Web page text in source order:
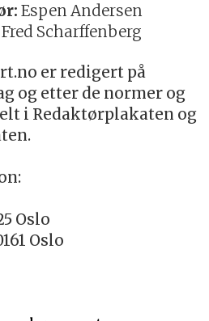
Espen Andersen
Fred Scharffenberg
er redigert på
og etter de normer og
i Redaktørplakaten og
Oslo
Oslo